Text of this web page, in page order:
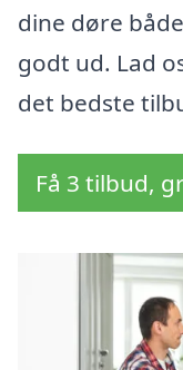
dine døre
godt ud. Lad
det bedste
Få 3 tilbud,